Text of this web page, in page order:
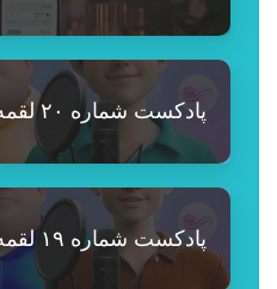
پادکست شماره ۲۰ لقمه: منفی رو حذف کن!
پادکست شماره ۱۹ لقمه: حال خوش ساختنیه!